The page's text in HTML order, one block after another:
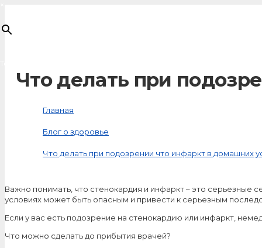
Что делать при
Главная
Блог о здоровье
Что делать при подозрении что инфаркт в домашних
Важно понимать, что стенокардия и инфаркт – это
условиях может быть опасным и привести к серьезным
Если у вас есть подозрение на стенокардию или инфаркт,
Что можно сделать до прибытия врачей?